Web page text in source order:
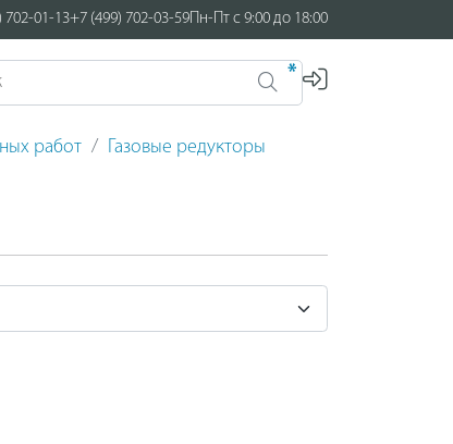
702-01-13+7 (499) 702-03-59Пн-Пт с 9:00 до 18:00
*
работ
Газовые редукторы